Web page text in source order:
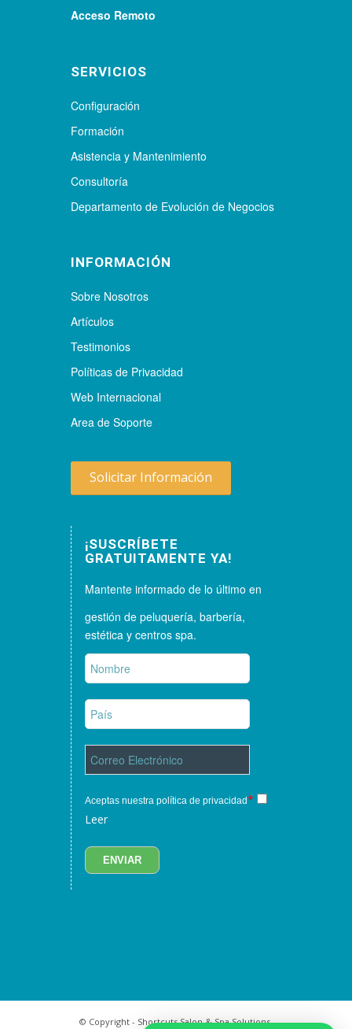
Acceso Remoto
SERVICIOS
Configuración
Formación
Asistencia y Mantenimiento
Consultoría
Departamento de Evolución de Negocios
INFORMACIÓN
Sobre Nosotros
Artículos
Testimonios
Políticas de Privacidad
Web Internacional
Area de Soporte
Solicitar Información
¡SUSCRÍBETE
GRATUITAMENTE YA!
Mantente informado de lo último en
gestión de peluquería, barbería,
estética y centros spa.
Aceptas nuestra política de privacidad*
Leer
© Copyright - Shortcuts Salon & Spa Solutions.